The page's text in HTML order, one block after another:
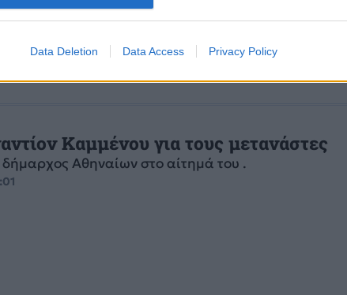
Data Deletion Data Access Privacy Policy
καιρό ο δήμαρχος Αθηναίων Γιώργος...
Καμμένου για τους μετανάστες
Αθηναίων στο αίτημά του .